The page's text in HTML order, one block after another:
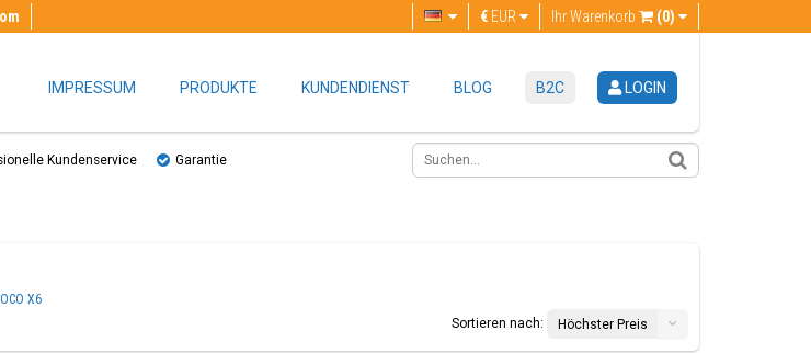
Ihr Warenkorb (0)
€ EUR
IMPRESSUM PRODUKTE KUNDENDIENST BLOG B2C LOGIN
Kundenservice Garantie
X6
Sortieren nach:
Höchster Preis